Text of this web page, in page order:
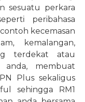
sesuatu perkara
peribahasa
kecemasan
kemalangan,
terdekat atau
anda, membuat
Plus sekaligus
sehingga RM1